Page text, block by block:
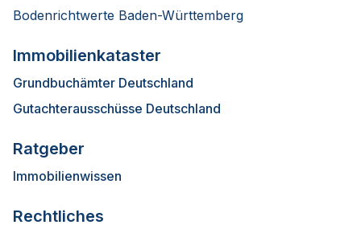
Bodenrichtwerte Baden-Württemberg
Immobilienkataster
Grundbuchämter Deutschland
Gutachterausschüsse Deutschland
Ratgeber
Immobilienwissen
Rechtliches